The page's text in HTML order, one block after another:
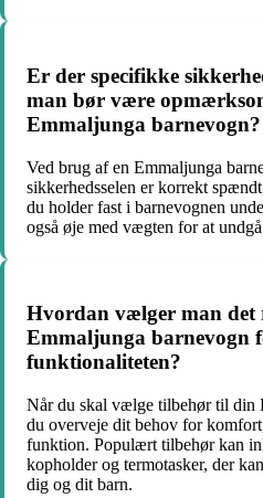
Er der specifikke
man bør være
Emmaljunga barnevogn?
Ved brug af en Emmaljunga
sikkerhedsselen er korrekt
du holder fast i barnevognen
også øje med vægten for at
Hvordan vælger man det
Emmaljunga barnevogn
funktionaliteten?
Når du skal vælge tilbehør til din
du overveje dit behov for
funktion. Populært tilbehør kan
kopholder og termotasker, der
dig og dit barn.